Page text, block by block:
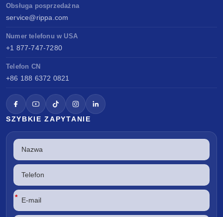
Obsługa posprzedażna
service@rippa.com
Numer telefonu w USA
+1 877-747-7280
Telefon CN
+86 188 6372 0821
SZYBKIE ZAPYTANIE
*